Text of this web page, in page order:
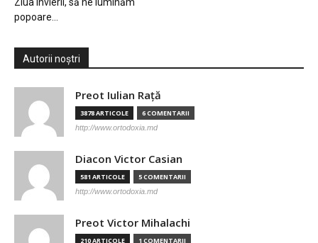
Ziua Învierii, să ne luminăm
popoare…
Autorii noștri
Preot Iulian Raţă
3878 ARTICOLE 6 COMENTARII
http://www.ortodoxia.md
Diacon Victor Casian
581 ARTICOLE 5 COMENTARII
http://www.ortodoxia.md
Preot Victor Mihalachi
210 ARTICOLE 1 COMENTARII